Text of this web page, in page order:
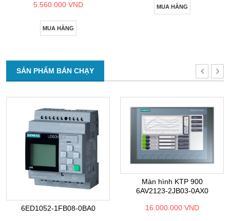
5.560.000 VND
MUA HÀNG
MUA HÀNG
SẢN PHẨM BÁN CHẠY
6ED1052-1FB08-0BA0
Màn hình KTP 900
6AV2123-2JB03-0AX0
16.000.000 VND